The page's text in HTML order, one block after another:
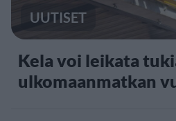
UUTISET
Kela voi leikata
ulkomaanmatkan